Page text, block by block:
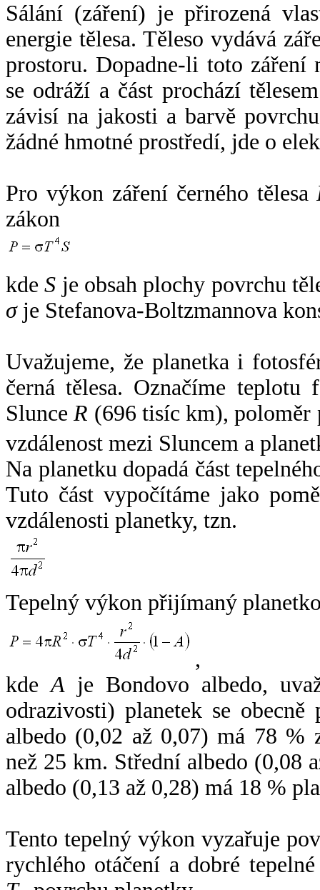
Sálání (záření) je přirozená
energie tělesa. Těleso vydává
prostoru. Dopadne-li toto záření
se odráží a část prochází
závisí na jakosti a barvě
žádné hmotné prostředí, jde o
Pro výkon záření černého tělesa
zákon
kdeS je obsah plochy povrchu
σje Stefanova-Boltzmannova
Uvažujeme, že planetka i
černá tělesa. Označíme
SlunceR (696 tisíc km),
vzdálenost mezi Sluncem a
Na planetku dopadá část
Tuto část vypočítáme jako
vzdálenosti planetky, tzn.
Tepelný výkon přijímaný
,
kdeA je Bondovo albedo,
odrazivosti) planetek se
albedo (0,02 až 0,07) má 78 %
než 25 km. Střední albedo (0,08
albedo (0,13 až 0,28) má 18 %
Tento tepelný výkon vyzařuje
rychlého otáčení a dobré